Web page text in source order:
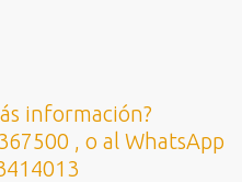
información?
, o al WhatsApp